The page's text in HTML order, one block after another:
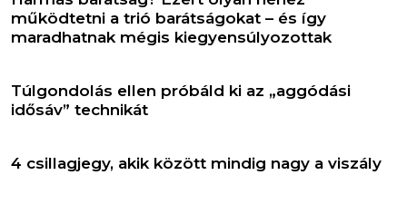
működtetni a trió barátságokat – és így
maradhatnak mégis kiegyensúlyozottak
Túlgondolás ellen próbáld ki az „aggódási
idősáv” technikát
4 csillagjegy, akik között mindig nagy a viszály